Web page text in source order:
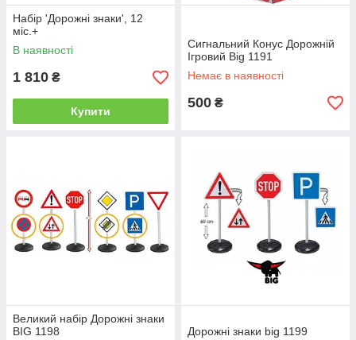
Набiр 'Дорожнi знаки', 12
міс.+
В наявності
1 810 ₴
Купити
Сигнальний Конус Дорожній
Ігровий Big 1191
Немає в наявності
500 ₴
Великий набір Дорожні знаки
BIG 1198
Дорожні знаки big 1199